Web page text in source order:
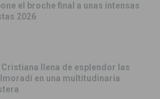
el broche final a unas intensas
2026
Cristiana llena de esplendor las
en una multitudinaria